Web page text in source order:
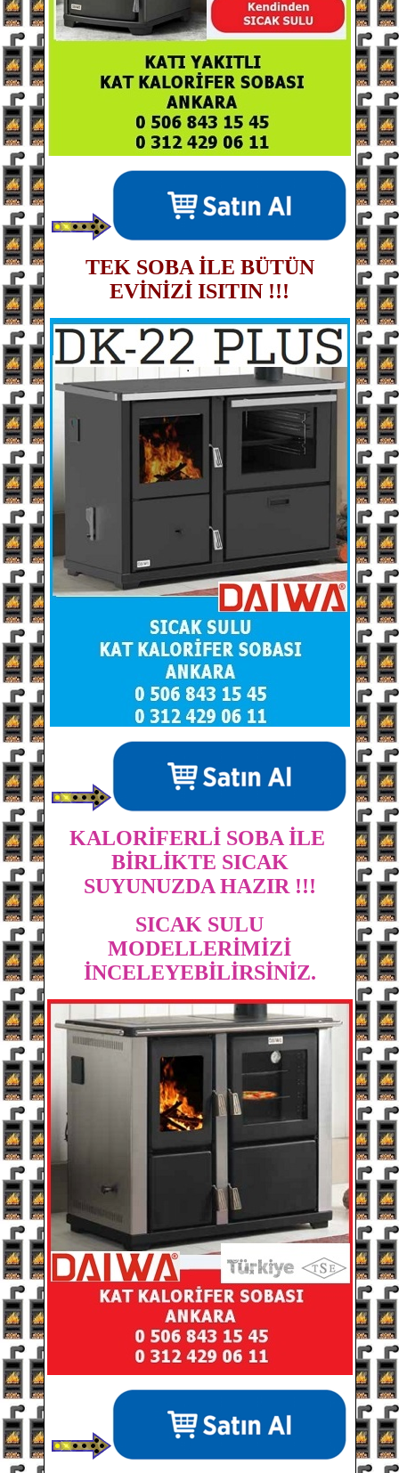
TEK SOBA İLE BÜTÜN
EVİNİZİ ISITIN !!!
KALORİFERLİ SOBA İLE
BİRLİKTE SICAK
SUYUNUZDA HAZIR !!!
SICAK SULU
MODELLERİMİZİ
İNCELEYEBİLİRSİNİZ.